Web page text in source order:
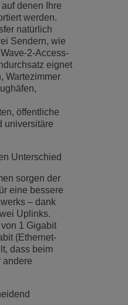
denen Ihre
werden.
natürlich
Sendern, wie
2-Access-
eignet
Wartezimmer
öffentliche
universitäre
Unterschied
sorgen der
eine bessere
– dank
Uplinks.
1 Gigabit
(Ethernet-
dass beim
andere